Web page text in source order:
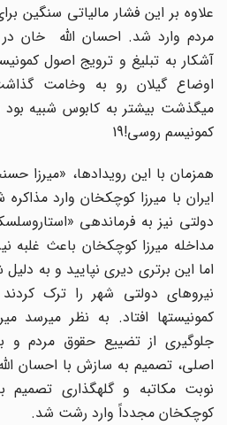
علاوه بر این فشار مالیاتی سنگین
مردم وارد شد. احسان الله خان
آشکار به تبلیغ و ترویج اصول
اوضاع گیلان رو به وخامت
میگذشت بیشتر به کابوس شبیه بود تا
کمونیسم روسی!19
همزمان با این رویدادها، «میرزا
ایران با میرزا کوچکخان وارد
دولتی نیز به فرماندهی
مداخله میرزا کوچکخان باعث غلبه
اما این برتری دیری نپایید و به دلیل
نیروهای دولتی شهر را ترک
کمونیستها افتاد. به نظر میرسد
جلوگیری از تضییع حقوق مردم و
اصلی، تصمیم به سازش با احسان
نوبت مکاتبه و گلهگذاری تصمیم
کوچکخان مجدداً وارد رشت شد.